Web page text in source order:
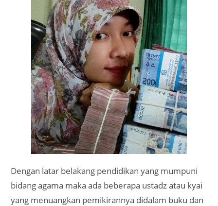
Dengan latar belakang pendidikan yang mumpuni
bidang agama maka ada beberapa ustadz atau kyai
yang menuangkan pemikirannya didalam buku dan